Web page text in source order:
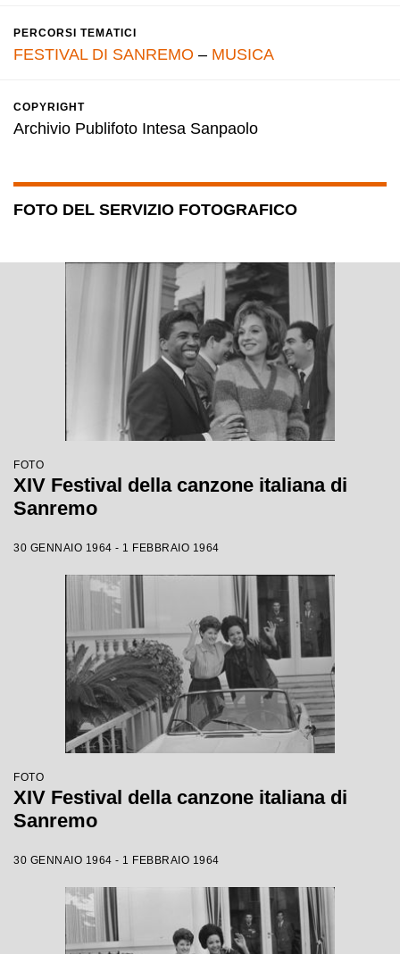
PERCORSI TEMATICI
FESTIVAL DI SANREMO – MUSICA
COPYRIGHT
Archivio Publifoto Intesa Sanpaolo
FOTO DEL SERVIZIO FOTOGRAFICO
FOTO
XIV Festival della canzone italiana di
Sanremo
30 GENNAIO 1964 - 1 FEBBRAIO 1964
FOTO
XIV Festival della canzone italiana di
Sanremo
30 GENNAIO 1964 - 1 FEBBRAIO 1964